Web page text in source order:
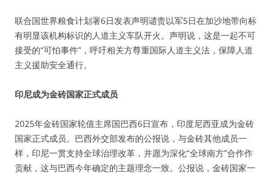
联合国世界粮食计划署6日发表声明谴责以军5日在加沙地带向标
有明显该机构标识的人道主义车队开火。声明说，这是一起不可
接受的“可怕事件”，呼吁相关方尊重国际人道主义法，保障人道
主义援助安全通行。
印尼成为金砖国家正式成员
2025年金砖国家轮值主席国巴西6日宣布，印度尼西亚成为金砖
国家正式成员。巴西外交部发布的公报说，与金砖其他成员一
样，印尼一贯支持全球治理改革，并愿为深化“全球南方”合作作
贡献，这与巴西今年确定的主题理念一致。公报说，金砖国家一